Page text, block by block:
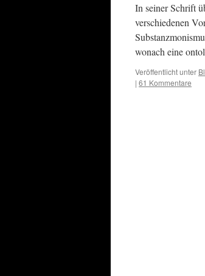
In seiner Schrift
verschiedenen
wonach eine
Veröffentlicht unter
| 61 Kommentare